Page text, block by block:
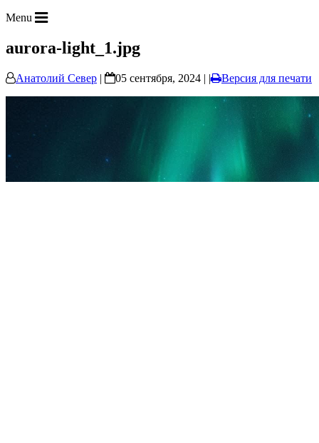
Menu
aurora-light_1.jpg
Анатолий Север | 05 сентября, 2024 | | Версия для печати